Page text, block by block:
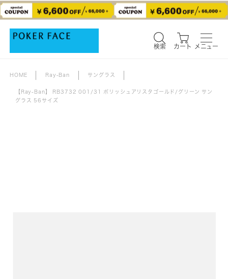
検索 カート メニュー
HOME Ray-Ban サングラス
【Ray-Ban】 RB3732 001/31 ポリッシュアリスタゴールド/グリーン サン
グラス 56サイズ